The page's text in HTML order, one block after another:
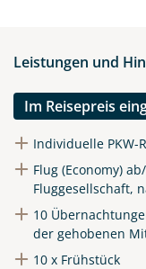
Leistungen und
Im Reisepreis
Individuelle PKW-
Flug (Economy)
Fluggesellschaft,
10
der gehobenen
10 x Frühstück